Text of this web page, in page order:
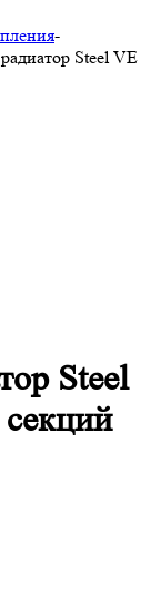
-
Steel VE
Steel